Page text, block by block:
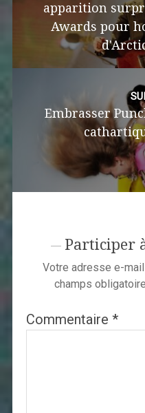
apparition
Awards pour
Embrasser
Participer
Votre adresse e-
champs
Commentaire *